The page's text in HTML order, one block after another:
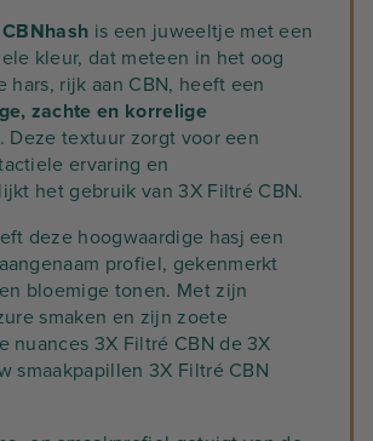
is een juweeltje met een
kleur, dat meteen in het oog
hars, rijk aan CBN, heeft een
zachte en korrelige
. Deze textuur zorgt voor een
ervaring en
het gebruik van 3X Filtré CBN.
deze hoogwaardige hasj een
profiel, gekenmerkt
bloemige tonen. Met zijn
smaken en zijn zoete
nuances 3X Filtré CBN de 3X
smaakpapillen 3X Filtré CBN